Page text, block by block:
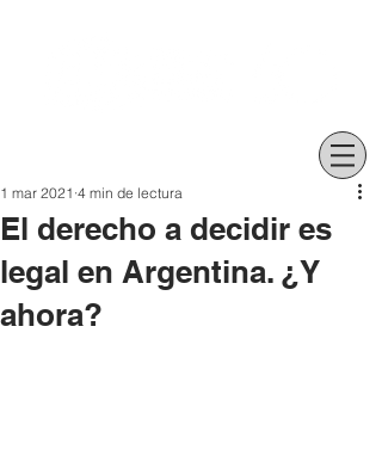
El derecho a decidir es
legal en Argentina. ¿Y
ahora?
1 mar 2021 4 min de lectura